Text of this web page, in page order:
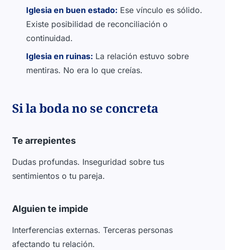
Iglesia en buen estado: Ese vínculo es sólido.
Existe posibilidad de reconciliación o
continuidad.
Iglesia en ruinas: La relación estuvo sobre
mentiras. No era lo que creías.
Si la boda no se concreta
Te arrepientes
Dudas profundas. Inseguridad sobre tus
sentimientos o tu pareja.
Alguien te impide
Interferencias externas. Terceras personas
afectando tu relación.